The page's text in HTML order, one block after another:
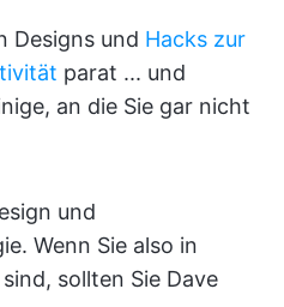
Designs und Hacks zur
parat ... und
an die Sie gar nicht
und
Wenn Sie also in
sollten Sie Dave